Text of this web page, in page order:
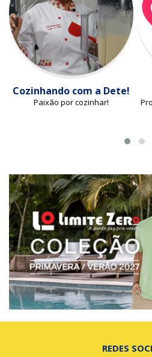
Cozinhando com a Dete!
Paixão por cozinhar!
REDES